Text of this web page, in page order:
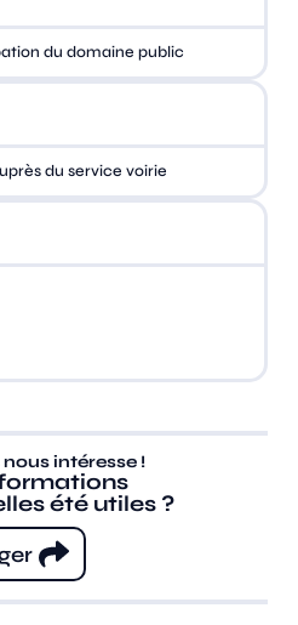
du domaine public
du service voirie
intéresse !
été utiles ?